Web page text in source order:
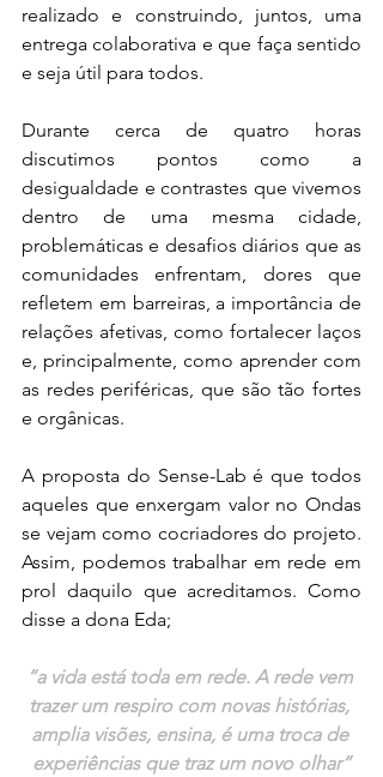
realizado e construindo, juntos, uma
entrega colaborativa e que faça sentido
e seja útil para todos.
Durante cerca de quatro horas
discutimos pontos como a
desigualdade e contrastes que vivemos
dentro de uma mesma cidade,
problemáticas e desafios diários que as
comunidades enfrentam, dores que
refletem em barreiras, a importância de
relações afetivas, como fortalecer laços
e, principalmente, como aprender com
as redes periféricas, que são tão fortes
e orgânicas.
A proposta do Sense-Lab é que todos
aqueles que enxergam valor no Ondas
se vejam como cocriadores do projeto.
Assim, podemos trabalhar em rede em
prol daquilo que acreditamos. Como
disse a dona Eda;
“a vida está toda em rede. A rede vem
trazer um respiro com novas histórias,
amplia visões, ensina, é uma troca de
experiências que traz um novo olhar”